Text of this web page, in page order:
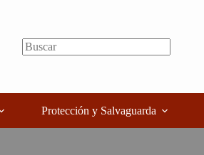
Protección y Salvaguarda